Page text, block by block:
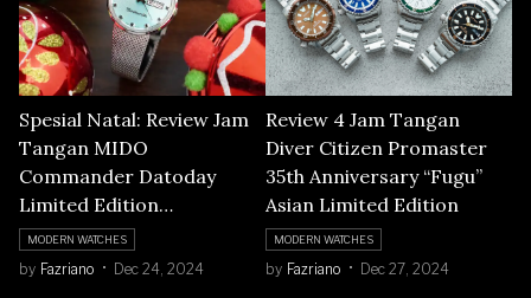
Spesial Natal: Review Jam
Tangan MIDO
Commander Datoday
Limited Edition
M8429.4.25.11 Turquoise
Guilloché Dial
MODERN WATCHES
by Fazriano Dec 24, 2024
Review 4 Jam Tangan
Diver Citizen Promaster
35th Anniversary “Fugu”
Asian Limited Edition
MODERN WATCHES
by Fazriano Dec 27, 2024